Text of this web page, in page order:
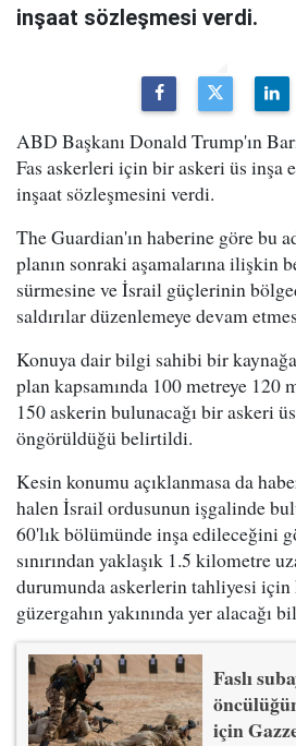
inşaat sözleşmesi verdi.
ABD Başkanı Donald Trump'ın
Fas askerleri için bir askeri üs
inşaat sözleşmesini verdi.
The Guardian'ın haberine göre bu
planın sonraki aşamalarına ilişkin
sürmesine ve İsrail güçlerinin
saldırılar düzenlemeye devam
Konuya dair bilgi sahibi bir kaynağa
plan kapsamında 100 metreye 120
150 askerin bulunacağı bir askeri
öngörüldüğü belirtildi.
Kesin konumu açıklanmasa da
halen İsrail ordusunun işgalinde
60'lık bölümünde inşa edileceğini
sınırından yaklaşık 1.5 kilometre
durumunda askerlerin tahliyesi
güzergahın yakınında yer alacağı
Faslı
için